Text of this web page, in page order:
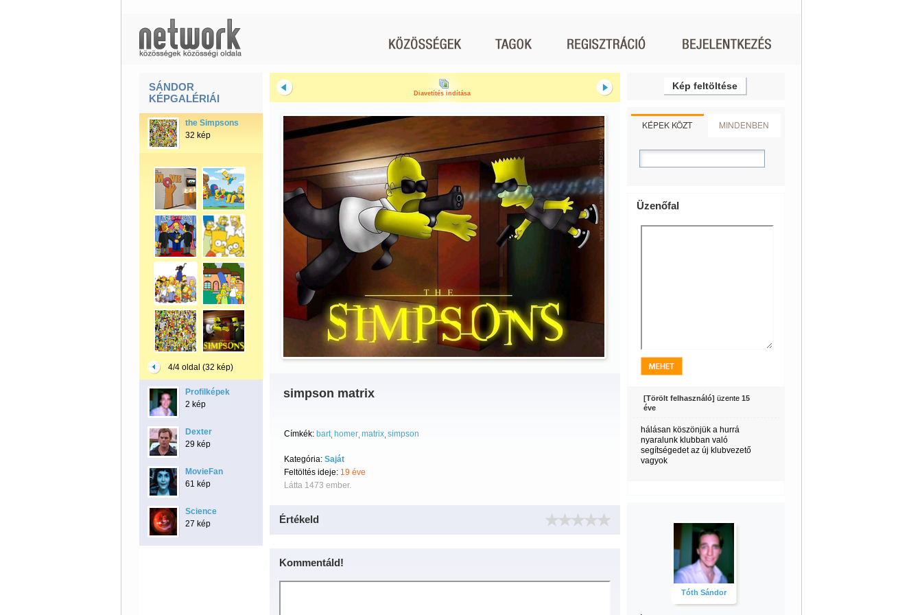
SÁNDOR
KÉPGALÉRIÁI
the Simpsons
32 kép
4/4 oldal (32 kép)
Profilképek
2 kép
Dexter
29 kép
MovieFan
61 kép
Science
27 kép
Diavetítés indítása
simpson matrix
Címkék: bart homer matrix simpson
Kategória: Saját
Feltöltés ideje: 19 éve
Látta 1473 ember.
Értékeld
Kommentáld!
Kép feltöltése
KÉPEK KÖZT MINDENBEN
Üzenőfal
[Törölt felhasználó] üzente 15
éve
hálásan köszönjük a hurrá
nyaralunk klubban való
segítségedet az új klubvezető
vagyok
Tóth Sándor